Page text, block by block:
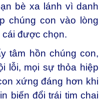
bè xa lánh vì danh
chúng con vào lòng
được chọn.
tâm hồn chúng con,
lỗi, mọi sự thỏa hiệp
xứng đáng hơn khi
biến đổi trái tim chai